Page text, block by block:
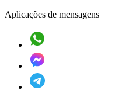
Aplicações de mensagens